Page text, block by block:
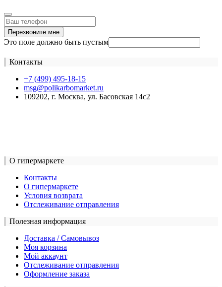
Перезвоните мне
Это поле должно быть пустым
Контакты
+7 (499) 495-18-15
msg@polikarbomarket.ru
109202, г. Москва, ул. Басовская 14с2
О гипермаркете
Контакты
О гипермаркете
Условия возврата
Отслеживание отправления
Полезная информация
Доставка / Самовывоз
Моя корзина
Мой аккаунт
Отслеживание отправления
Оформление заказа